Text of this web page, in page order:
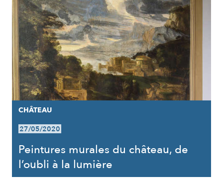
CHÂTEAU
27/05/2020
Peintures murales du château, de
l’oubli à la lumière